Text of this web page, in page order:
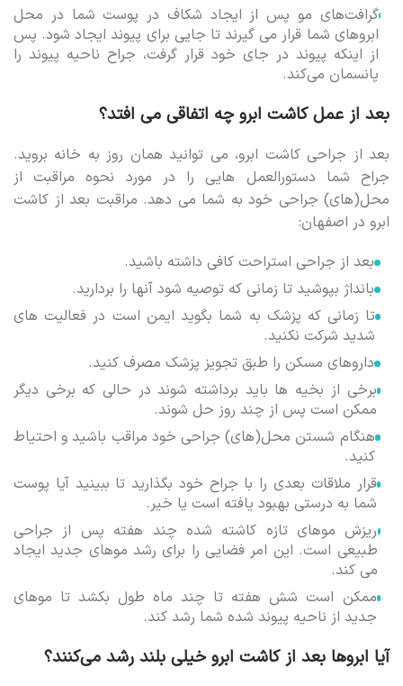
گرافت‌های مو پس از ایجاد شکاف در پوست شما در محل
ابروهای شما قرار می گیرند تا جایی برای پیوند ایجاد شود. پس
از اینکه پیوند در جای خود قرار گرفت، جراح ناحیه پیوند را
پانسمان می‌کند.
بعد از عمل کاشت ابرو چه اتفاقی می افتد؟
بعد از جراحی کاشت ابرو، می توانید همان روز به خانه بروید.
جراح شما دستورالعمل هایی را در مورد نحوه مراقبت از
محل(های) جراحی خود به شما می دهد. مراقبت بعد از کاشت
ابرو در اصفهان:
بعد از جراحی استراحت کافی داشته باشید.
بانداژ بپوشید تا زمانی که توصیه شود آنها را بردارید.
تا زمانی که پزشک به شما بگوید ایمن است در فعالیت های
شدید شرکت نکنید.
داروهای مسکن را طبق تجویز پزشک مصرف کنید.
برخی از بخیه ها باید برداشته شوند در حالی که برخی دیگر
ممکن است پس از چند روز حل شوند.
هنگام شستن محل(های) جراحی خود مراقب باشید و احتیاط
کنید.
قرار ملاقات بعدی را با جراح خود بگذارید تا ببینید آیا پوست
شما به درستی بهبود یافته است یا خیر.
ریزش موهای تازه کاشته شده چند هفته پس از جراحی
طبیعی است. این امر فضایی را برای رشد موهای جدید ایجاد
می کند.
ممکن است شش هفته تا چند ماه طول بکشد تا موهای
جدید از ناحیه پیوند شده شما رشد کند.
آیا ابروها بعد از کاشت ابرو خیلی بلند رشد می‌کنند؟